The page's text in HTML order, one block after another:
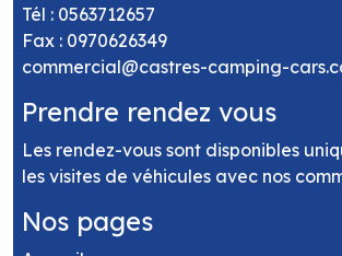
Tél : 0563712657
Fax : 0970626349
commercial@castres-camping-
Prendre rendez vous
Les rendez-vous sont disponibles
les visites de véhicules avec nos
Nos pages